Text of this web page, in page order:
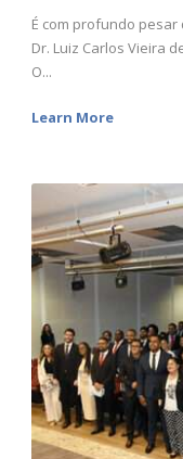
É com profundo pesar
Dr. Luiz Carlos Vieira
O...
Learn More